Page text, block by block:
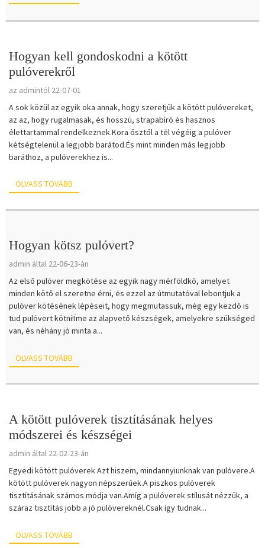
Hogyan kell gondoskodni a kötött
pulóverekről
az admintól 22-07-01
A sok közül az egyik oka annak, hogy szeretjük a kötött pulóvereket,
az az, hogy rugalmasak, és hosszú, strapabíró és hasznos
élettartammal rendelkeznek.Kora ősztől a tél végéig a pulóver
kétségtelenül a legjobb barátod.És mint minden más legjobb
baráthoz, a pulóverekhez is...
OLVASS TOVÁBB
Hogyan kötsz pulóvert?
admin által 22-06-23-án
Az első pulóver megkötése az egyik nagy mérföldkő, amelyet
minden kötő el szeretne érni, és ezzel az útmutatóval lebontjuk a
pulóver kötésének lépéseit, hogy megmutassuk, még egy kezdő is
tud pulóvert kötni!Íme az alapvető készségek, amelyekre szükséged
van, és néhány jó minta a...
OLVASS TOVÁBB
A kötött pulóverek tisztításának helyes
módszerei és készségei
admin által 22-02-23-án
Egyedi kötött pulóverek Azt hiszem, mindannyiunknak van pulóvere.A
kötött pulóverek nagyon népszerűek.A piszkos pulóverek
tisztításának számos módja van.Amíg a pulóverek stílusát nézzük, a
száraz tisztítás jobb a jó pulóvereknél.Csak így tudnak...
OLVASS TOVÁBB